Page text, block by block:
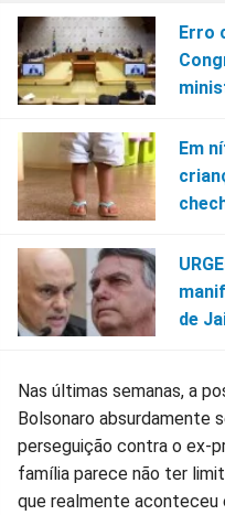
Erro
Em
de
Nas últimas semanas, a
Bolsonaro absurdamente
perseguição contra o ex-
família parece não ter
que realmente aconteceu